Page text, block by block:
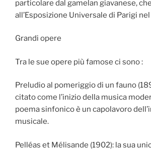
particolare dal gamelan giavanese,
all’Esposizione Universale di Parigi
Grandi opere
Tra le sue opere più famose ci sono :
Preludio al pomeriggio di un fauno
citato come l’inizio della musica
poema sinfonico è un capolavoro
musicale.
Pelléas et Mélisande (1902): la sua